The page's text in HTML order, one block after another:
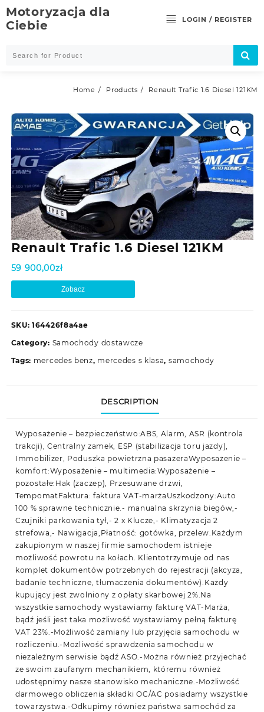
Skip
to
content
Motoryzacja dla
Ciebie
LOGIN / REGISTER
Home Products Renault Trafic 1.6 Diesel 121KM
Renault Trafic 1.6 Diesel 121KM
59 900,00zł
Zobacz
SKU: 164426f8a4ae
Category: Samochody dostawcze
Tags: mercedes benz, mercedes s klasa, samochody
DESCRIPTION
Wyposażenie – bezpieczeństwo:ABS, Alarm, ASR (kontrola
trakcji), Centralny zamek, ESP (stabilizacja toru jazdy),
Immobilizer, Poduszka powietrzna pasażeraWyposażenie –
komfort:Wyposażenie – multimedia:Wyposażenie –
pozostałe:Hak (zaczep), Przesuwane drzwi,
TempomatFaktura: faktura VAT-marżaUszkodzony:Auto
100 % sprawne technicznie.- manualna skrzynia biegów,-
Czujniki parkowania tył,- 2 x Klucze,- Klimatyzacja 2
strefowa,- Nawigacja,Płatność: gotówka, przelew.Każdym
zakupionym w naszej firmie samochodem istnieje
możliwość powrotu na kołach. Klientotrzymuje od nas
komplet dokumentów potrzebnych do rejestracji (akcyza,
badanie techniczne, tłumaczenia dokumentów).Każdy
kupujący jest zwolniony z opłaty skarbowej 2%.Na
wszystkie samochody wystawiamy fakturę VAT-Marża,
bądź jeśli jest taka możliwość wystawiamy pełną fakturę
VAT 23%.-Możliwość zamiany lub przyjęcia samochodu w
rozliczeniu.-Możliwość sprawdzenia samochodu w
niezależnym serwisie bądź ASO.-Można również przyjechać
ze swoim zaufanym mechanikiem, któremu również
udostępnimy nasze stanowisko mechaniczne.-Możliwość
darmowego obliczenia składki OC/AC posiadamy wszystkie
towarzystwa.-Odkupimy również państwa samochód za